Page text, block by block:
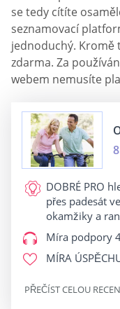
se tedy cítíte
seznamovací
jednoduchý. Kromě
zdarma. Za
webem nemusíte
DOBRÉ PRO
přes padesát
okamžiky a
Míra podpory
MÍRA
PŘEČÍST CELOU